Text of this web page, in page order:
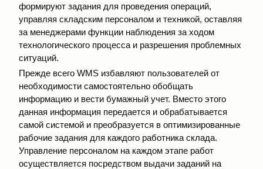
формируют задания для проведения операций,
управляя складским персоналом и техникой, оставляя
за менеджерами функции наблюдения за ходом
технологического процесса и разрешения проблемных
ситуаций.
Прежде всего WMS избавляют пользователей от
необходимости самостоятельно обобщать
информацию и вести бумажный учет. Вместо этого
данная информация передается и обрабатывается
самой системой и преобразуется в оптимизированные
рабочие задания для каждого работника склада.
Управление персоналом на каждом этапе работ
осуществляется посредством выдачи заданий на